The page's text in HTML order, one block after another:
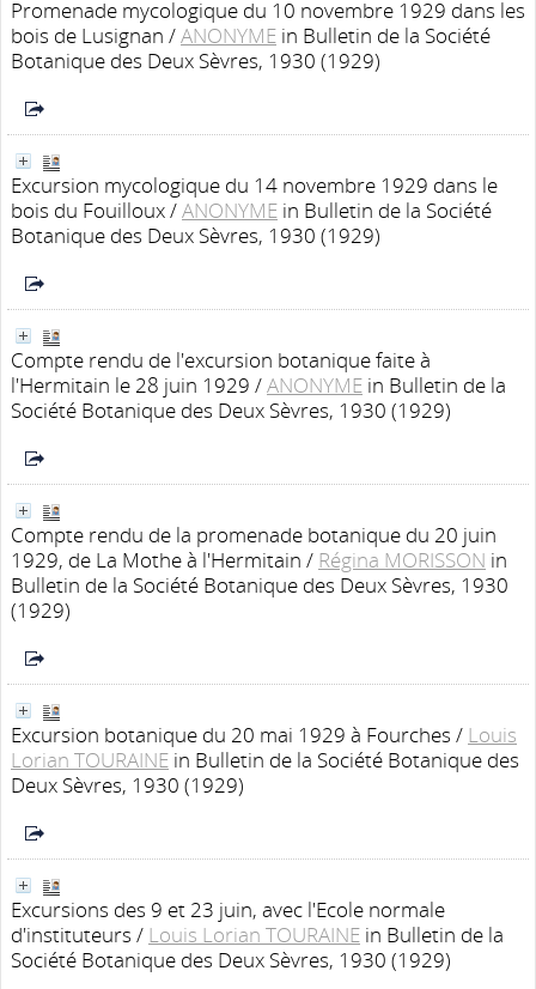
Promenade mycologique du 10 novembre 1929 dans les
bois de Lusignan /ANONYME in Bulletin de la Société
Botanique des Deux Sèvres, 1930 (1929)
Excursion mycologique du 14 novembre 1929 dans le
bois du Fouilloux/ANONYME in Bulletin de la Société
Botanique des Deux Sèvres, 1930 (1929)
Compte rendu de l'excursion botanique faite à
l'Hermitain le 28 juin 1929 /ANONYME in Bulletin de la
Société Botanique des Deux Sèvres, 1930 (1929)
Compte rendu de la promenade botanique du 20 juin
1929, de La Mothe à l'Hermitain / Régina MORISSON in
Bulletin de la Société Botanique des Deux Sèvres, 1930
(1929)
Excursion botanique du 20 mai 1929 à Fourches / Louis
Lorian TOURAINE in Bulletin de la Société Botanique des
Deux Sèvres, 1930 (1929)
Excursions des 9 et 23 juin, avec l'Ecole normale
d'instituteurs / Louis Lorian TOURAINE in Bulletin de la
Société Botanique des Deux Sèvres, 1930 (1929)